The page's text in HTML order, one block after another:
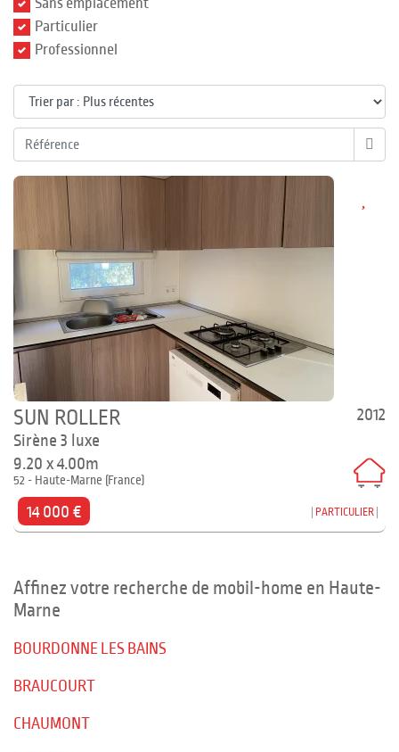
Sans emplacement
Particulier
Professionnel
2012
SUN ROLLER
Sirène 3 luxe
9.20 x 4.00m
52 - Haute-Marne (France)
14 000 € PARTICULIER
Affinez votre recherche de mobil-home en Haute-
Marne
BOURDONNE LES BAINS
BRAUCOURT
CHAUMONT